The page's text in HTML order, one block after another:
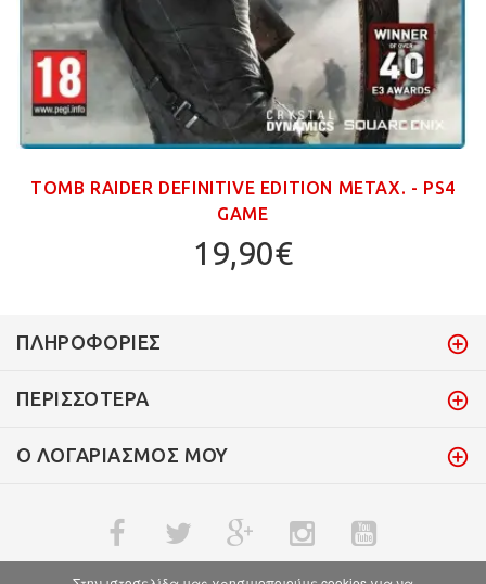
TOMB RAIDER DEFINITIVE EDITION ΜΕΤΑΧ. - PS4
GAME
19,90€
ΠΛΗΡΟΦΟΡΊΕΣ
ΠΕΡΙΣΣΌΤΕΡΑ
Ο ΛΟΓΑΡΙΑΣΜΌΣ ΜΟΥ